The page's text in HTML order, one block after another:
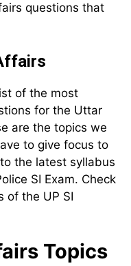
questions that
of the most
for the Uttar
are the topics we
to give focus to
the latest syllabus
SI Exam. Check
of the UP SI
Topics